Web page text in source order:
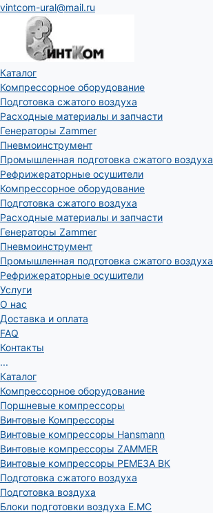
vintcom-ural@mail.ru
Каталог
Компрессорное оборудование
Подготовка сжатого воздуха
Расходные материалы и запчасти
Генераторы Zammer
Пневмоинструмент
Промышленная подготовка сжатого воздуха
Рефрижераторные осушители
Компрессорное оборудование
Подготовка сжатого воздуха
Расходные материалы и запчасти
Генераторы Zammer
Пневмоинструмент
Промышленная подготовка сжатого воздуха
Рефрижераторные осушители
Услуги
О нас
Доставка и оплата
FAQ
Контакты
...
Каталог
Компрессорное оборудование
Поршневые компрессоры
Винтовые Компрессоры
Винтовые компрессоры Hansmann
Винтовые компрессоры ZAMMER
Винтовые компрессоры РЕМЕЗА ВК
Подготовка сжатого воздуха
Подготовка воздуха
Блоки подготовки воздуха E.MC